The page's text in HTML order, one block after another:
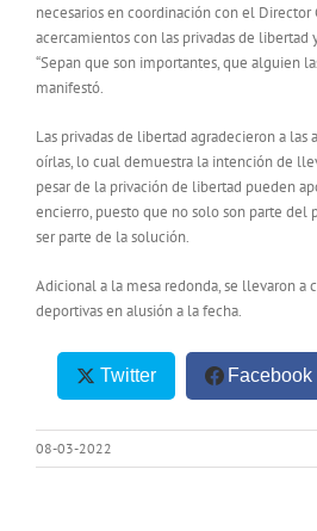
necesarios en coordinación con el
acercamientos con las privadas de libertad
“Sepan que son importantes, que alguien
manifestó.
Las privadas de libertad agradecieron a
oírlas, lo cual demuestra la intención de
pesar de la privación de libertad pueden
encierro, puesto que no solo son parte del
ser parte de la solución.
Adicional a la mesa redonda, se llevaron a
deportivas en alusión a la fecha.
Twitter Facebook
08-03-2022